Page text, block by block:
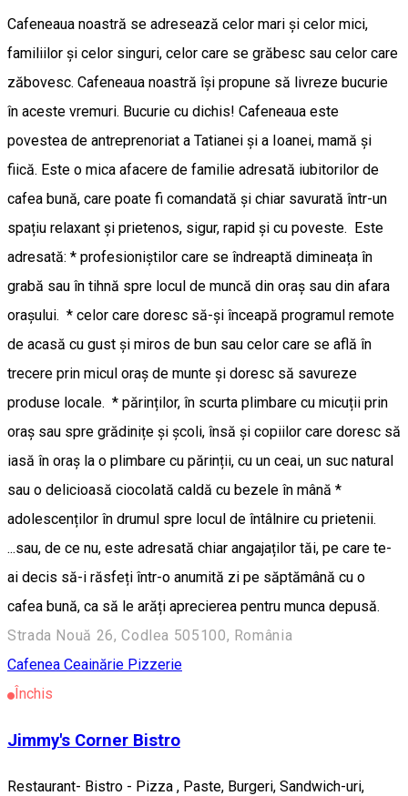
Cafeneaua noastră se adresează celor mari și celor mici,
familiilor și celor singuri, celor care se grăbesc sau celor care
zăbovesc. Cafeneaua noastră își propune să livreze bucurie
în aceste vremuri. Bucurie cu dichis! Cafeneaua este
povestea de antreprenoriat a Tatianei și a Ioanei, mamă și
fiică. Este o mica afacere de familie adresată iubitorilor de
cafea bună, care poate fi comandată și chiar savurată într-un
spațiu relaxant și prietenos, sigur, rapid și cu poveste. Este
adresată: * profesioniștilor care se îndreaptă dimineața în
grabă sau în tihnă spre locul de muncă din oraș sau din afara
orașului. * celor care doresc să-și înceapă programul remote
de acasă cu gust și miros de bun sau celor care se află în
trecere prin micul oraș de munte și doresc să savureze
produse locale. * părinților, în scurta plimbare cu micuții prin
oraș sau spre grădinițe și școli, însă și copiilor care doresc să
iasă în oraș la o plimbare cu părinții, cu un ceai, un suc natural
sau o delicioasă ciocolată caldă cu bezele în mână *
adolescenților în drumul spre locul de întâlnire cu prietenii.
...sau, de ce nu, este adresată chiar angajaților tăi, pe care te-
ai decis să-i răsfeți într-o anumită zi pe săptămână cu o
cafea bună, ca să le arăți aprecierea pentru munca depusă.
Strada Nouă 26, Codlea 505100, România
Cafenea Ceainărie Pizzerie
Închis
Jimmy's Corner Bistro
Restaurant- Bistro - Pizza , Paste, Burgeri, Sandwich-uri,